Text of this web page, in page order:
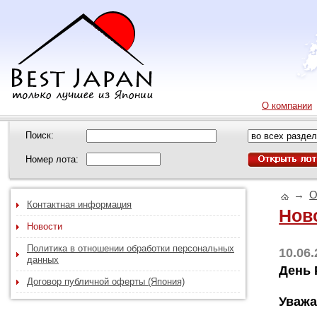
О компании
Поиск:
Номер лота:
Контактная информация
Новости
Политика в отношении обработки персональных
данных
Договор публичной оферты (Япония)
→
День